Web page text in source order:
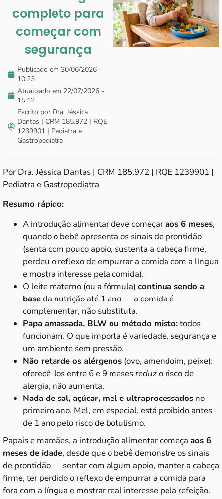
completo para
começar com
segurança
Publicado em 30/06/2026 -
10:23
Atualizado em 22/07/2026 -
15:12
Escrito por Dra. Jéssica
Dantas | CRM 185.972 | RQE
1239901 | Pediatra e
Gastropediatra
Por Dra. Jéssica Dantas | CRM 185.972 | RQE 1239901 |
Pediatra e Gastropediatra
Resumo rápido:
A introdução alimentar deve começaraos 6 meses,
quando o bebê apresenta os sinais de prontidão
(senta com pouco apoio, sustenta a cabeça firme,
perdeu o reflexo de empurrar a comida com a língua
e mostra interesse pela comida).
O leite materno (ou a fórmula) continua sendo a
baseda nutrição até 1 ano — a comida é
complementar, não substituta.
Papa amassada, BLW ou método misto:todos
funcionam. O que importa é variedade, segurança e
um ambiente sem pressão.
Não retarde os alérgenos (ovo, amendoim, peixe):
oferecê-los entre 6 e 9 mesesreduzo risco de
alergia, não aumenta.
Nada de sal, açúcar, mel e ultraprocessados no
primeiro ano. Mel, em especial, está proibido antes
de 1 ano pelo risco de botulismo.
Papais e mamães, a introdução alimentar começa aos 6
meses de idade, desde que o bebê demonstre os sinais
de prontidão — sentar com algum apoio, manter a cabeça
firme, ter perdido o reflexo de empurrar a comida para
fora com a língua e mostrar real interesse pela refeição.